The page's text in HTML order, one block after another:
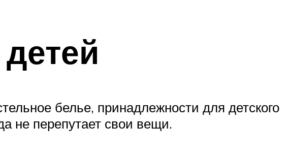
белье, принадлежности для детского
не перепутает свои вещи.